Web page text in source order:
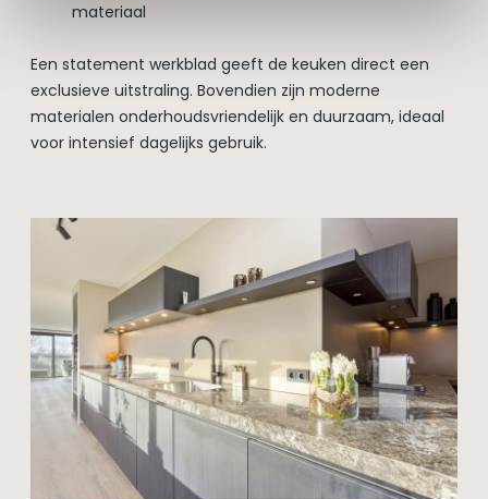
materiaal
Een statement werkblad geeft de keuken direct een
exclusieve uitstraling. Bovendien zijn moderne
materialen onderhoudsvriendelijk en duurzaam, ideaal
voor intensief dagelijks gebruik.